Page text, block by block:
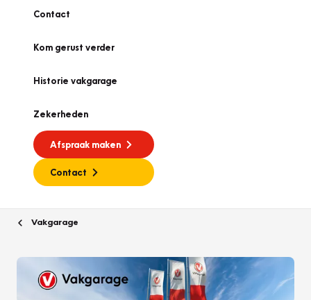
Contact
Kom gerust verder
Historie vakgarage
Zekerheden
Afspraak maken
Contact
Vakgarage